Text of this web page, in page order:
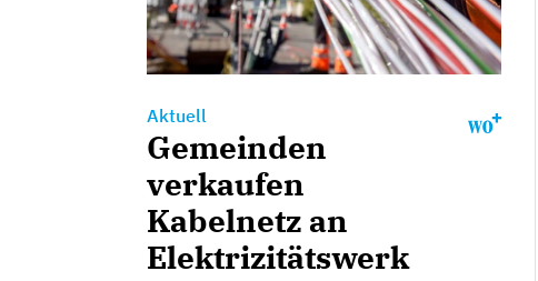
Aktuell
Gemeinden
verkaufen
Kabelnetz an
Elektrizitätswerk